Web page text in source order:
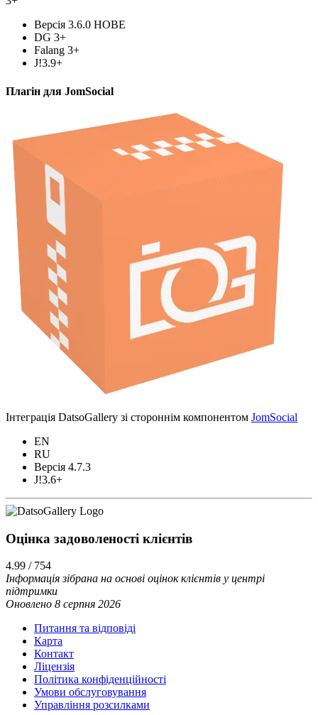
Версія 3.6.0 НОВЕ
DG 3+
Falang 3+
J!3.9+
Плагін для JomSocial
Інтеграція DatsoGallery зі стороннім компонентом JomSocial
EN
RU
Версія 4.7.3
J!3.6+
Оцінка задоволеності клієнтiв
4.99 / 754
Інформація зібрана на основі оцінок клієнтів у центрі
підтримки
Оновлено 8 серпня 2026
Питання та відповіді
Карта
Контакт
Ліцензія
Політика конфіденційності
Умови обслуговування
Управління розсилками